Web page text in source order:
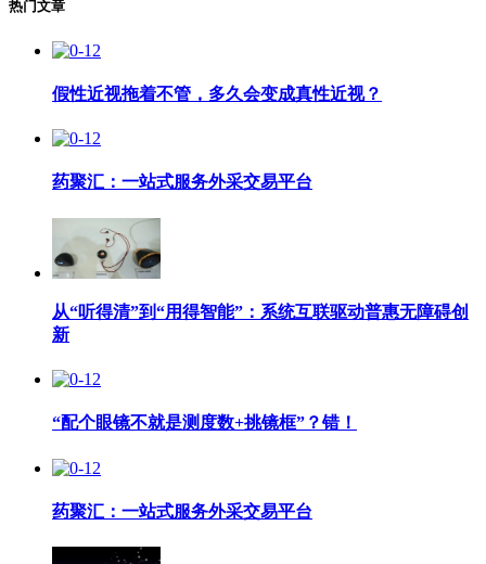
热门文章
假性近视拖着不管，多久会变成真性近视？
药聚汇：一站式服务外采交易平台
从“听得清”到“用得智能”：系统互联驱动普惠无障碍创
新
“配个眼镜不就是测度数+挑镜框”？错！
药聚汇：一站式服务外采交易平台